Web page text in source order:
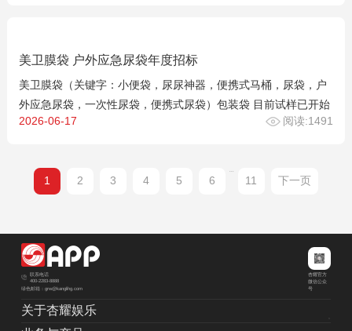
美卫膜袋 户外应急尿袋年度招标
美卫膜袋（关键字：小便袋，尿尿神器，便携式马桶，尿袋，户
外应急尿袋，一次性尿袋，便携式尿袋）包装袋 目前试样已开始
2026-06-17
阅读:1491
1 2 3 4 5 6
...
11 下一页
联系电话
400-2283-8888
绿色邮箱：grw@kanglihg.com
杏耀官方
微信公众
号
关于杏耀娱乐